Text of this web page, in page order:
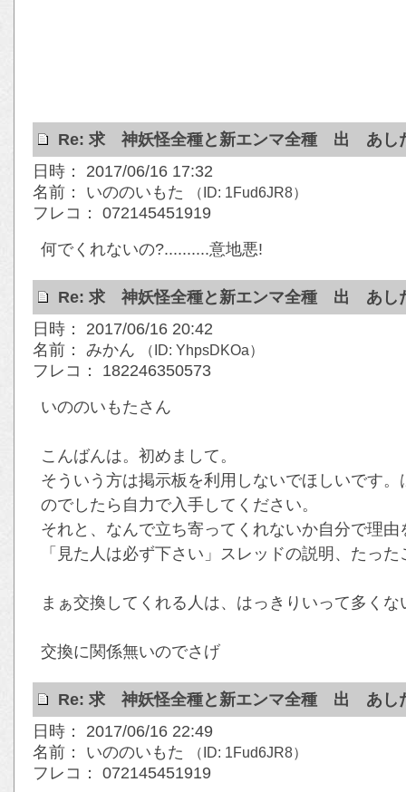
Re: 求 神妖怪全種と新エンマ全種 出 あし
日時： 2017/06/16 17:32
名前： いののいもた
（ID: 1Fud6JR8）
フレコ： 072145451919
何でくれないの?..........意地悪!
Re: 求 神妖怪全種と新エンマ全種 出 あし
日時： 2017/06/16 20:42
名前： みかん
（ID: YhpsDKOa）
フレコ： 182246350573
いののいもたさん
こんばんは。初めまして。
そういう方は掲示板を利用しないでほしいです
のでしたら自力で入手してください。
それと、なんで立ち寄ってくれないか自分で理
「見た人は必ず下さい」スレッドの説明、たっ
まぁ交換してくれる人は、はっきりいって多く
交換に関係無いのでさげ
Re: 求 神妖怪全種と新エンマ全種 出 あし
日時： 2017/06/16 22:49
名前： いののいもた
（ID: 1Fud6JR8）
フレコ： 072145451919